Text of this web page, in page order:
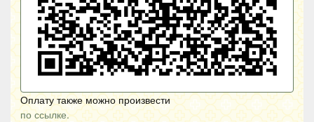
Оплату также можно произвести
по ссылке.